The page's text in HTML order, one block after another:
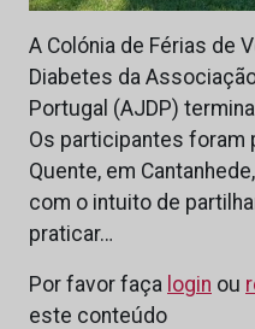
A Colónia de Férias de
Diabetes da
Portugal (AJDP)
Os participantes foram
Quente, em
com o intuito de
praticar…
Por favor faça login ou
este conteúdo